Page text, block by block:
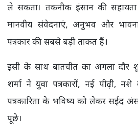
ले सकता। तकनीक इंसान की
मानवीय संवेदनाएं, अनुभव और
पत्रकार की सबसे बड़ी ताकत हैं।
इसी के साथ बातचीत का अगला
शर्मा ने युवा पत्रकारों, नई पीढ़ी,
पत्रकारिता के भविष्य को लेकर सईद
पूछे।